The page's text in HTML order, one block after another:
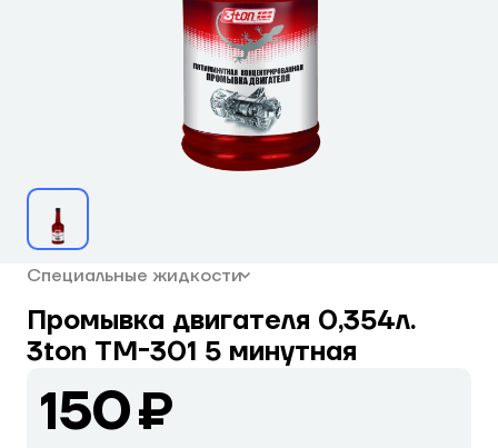
Специальные жидкости
Промывка двигателя 0,354л.
3ton ТМ-301 5 минутная
150 ₽